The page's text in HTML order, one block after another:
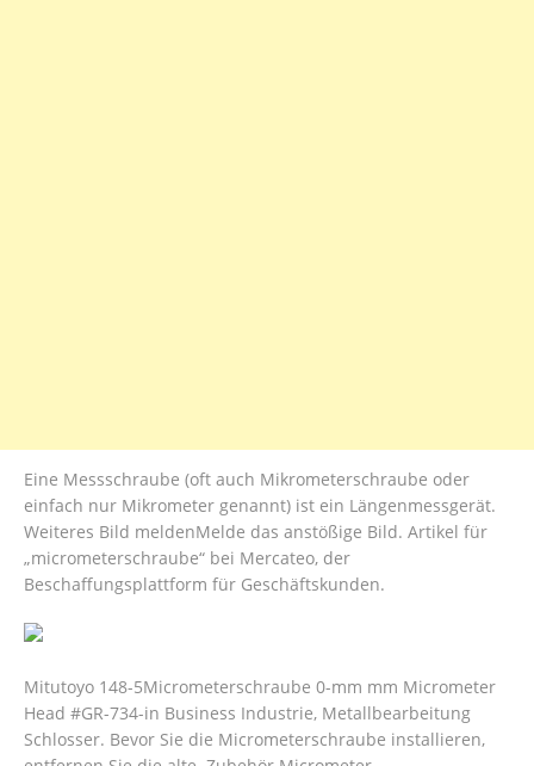
Eine Messschraube (oft auch Mikrometerschraube oder
einfach nur Mikrometer genannt) ist ein Längenmessgerät.
Weiteres Bild meldenMelde das anstößige Bild. Artikel für
„micrometerschraube“ bei Mercateo, der
Beschaffungsplattform für Geschäftskunden.
Mitutoyo 148-5Micrometerschraube 0-mm mm Micrometer
Head #GR-734-in Business Industrie, Metallbearbeitung
Schlosser. Bevor Sie die Micrometerschraube installieren,